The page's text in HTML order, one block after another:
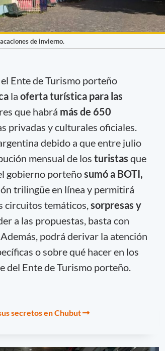
de invierno.
Ente de Turismo porteño
la oferta turística para las
que habrá más de 650
privadas y culturales oficiales.
debido a que entre julio
mensual de los turistas que
gobierno porteñosumó a BOTI,
trilingüe en línea y permitirá
circuitos temáticos, sorpresas y
a las propuestas, basta con
podrá derivar la atención
o sobre qué hacer en los
del Ente de Turismo porteño.
secretos en Chubut